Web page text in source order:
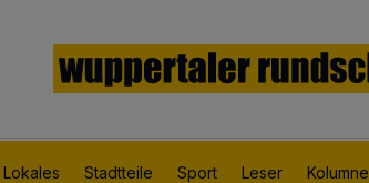
Lokales Stadtteile Sport Leser Kolumne